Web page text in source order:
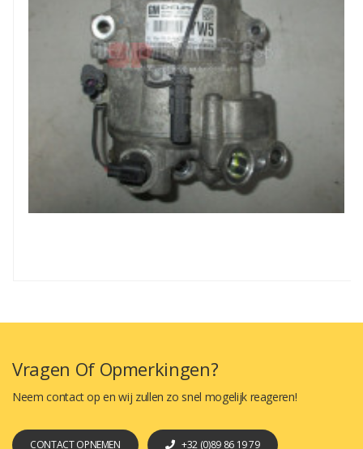
Vragen Of Opmerkingen?
Neem contact op en wij zullen zo snel mogelijk reageren!
CONTACT OPNEMEN +32 (0)89 86 19 79